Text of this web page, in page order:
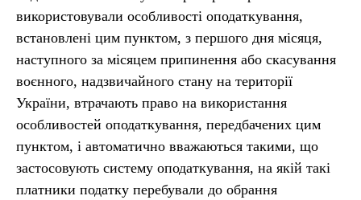
використовували особливості оподаткування,
встановлені цим пунктом, з першого дня місяця,
наступного за місяцем припинення або скасування
воєнного, надзвичайного стану на території
України, втрачають право на використання
особливостей оподаткування, передбачених цим
пунктом, і автоматично вважаються такими, що
застосовують систему оподаткування, на якій такі
платники податку перебували до обрання